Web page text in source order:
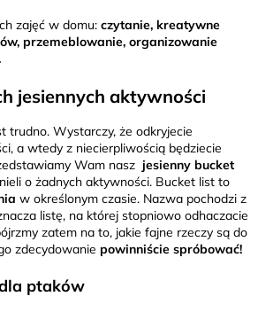
zajęć w domu: czytanie, kreatywne
przemeblowanie, organizowanie
jesiennych aktywności
trudno. Wystarczy, że odkryjecie
a wtedy z niecierpliwością będziecie
Wam nasz jesienny bucket
o żadnych aktywności. Bucket list to
w określonym czasie. Nazwa pochodzi z
listę, na której stopniowo odhaczacie
zatem na to, jakie fajne rzeczy są do
zdecydowanie powinniście spróbować!
ptaków